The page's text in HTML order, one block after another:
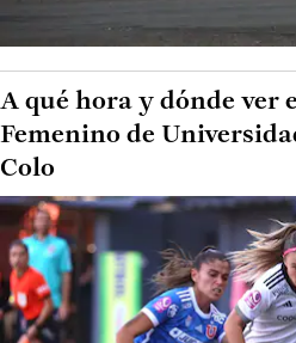
A qué hora y dónde ver
Femenino de
Colo